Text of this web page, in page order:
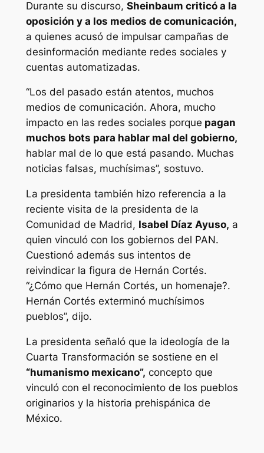
Durante su discurso, Sheinbaum criticó a la
oposición y a los medios de comunicación,
a quienes acusó de impulsar campañas de
desinformación mediante redes sociales y
cuentas automatizadas.
“Los del pasado están atentos, muchos
medios de comunicación. Ahora, mucho
impacto en las redes sociales porque pagan
muchos bots para hablar mal del gobierno,
hablar mal de lo que está pasando. Muchas
noticias falsas, muchísimas”, sostuvo.
La presidenta también hizo referencia a la
reciente visita de la presidenta de la
Comunidad de Madrid, Isabel Díaz Ayuso, a
quien vinculó con los gobiernos del PAN.
Cuestionó además sus intentos de
reivindicar la figura de Hernán Cortés.
“¿Cómo que Hernán Cortés, un homenaje?.
Hernán Cortés exterminó muchísimos
pueblos”, dijo.
La presidenta señaló que la ideología de la
Cuarta Transformación se sostiene en el
“humanismo mexicano”, concepto que
vinculó con el reconocimiento de los pueblos
originarios y la historia prehispánica de
México.